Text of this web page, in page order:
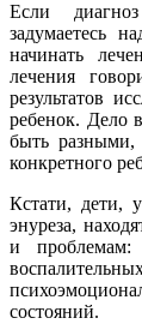
Если
задумаетесь
начинать
лечения
результатов
ребенок. Дело
быть разными,
конкретного
Кстати, дети,
энуреза,
и проблемам:
состояний.